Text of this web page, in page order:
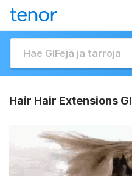
Hair Hair Extensions